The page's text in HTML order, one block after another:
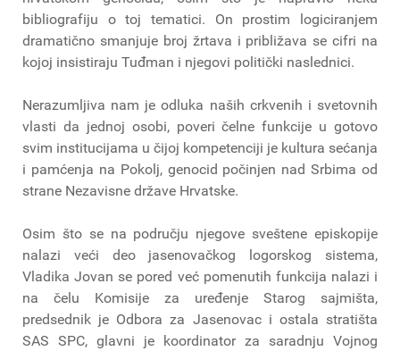
bibliografiju o toj tematici. On prostim logiciranjem
dramatično smanjuje broj žrtava i približava se cifri na
kojoj insistiraju Tuđman i njegovi politički naslednici.
Nerazumljiva nam je odluka naših crkvenih i svetovnih
vlasti da jednoj osobi, poveri čelne funkcije u gotovo
svim institucijama u čijoj kompetenciji je kultura sećanja
i pamćenja na Pokolj, genocid počinjen nad Srbima od
strane Nezavisne države Hrvatske.
Osim što se na području njegove sveštene episkopije
nalazi veći deo jasenovačkog logorskog sistema,
Vladika Jovan se pored već pomenutih funkcija nalazi i
na čelu Komisije za uređenje Starog sajmišta,
predsednik je Odbora za Jasenovac i ostala stratišta
SAS SPC, glavni je koordinator za saradnju Vojnog